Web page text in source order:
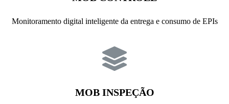
Monitoramento digital inteligente da entrega e consumo de EPIs
MOB INSPEÇÃO